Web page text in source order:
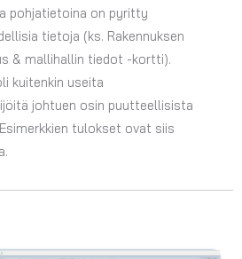
pohjatietoina on pyritty
tietoja (ks. Rakennuksen
& mallihallin tiedot -kortti).
kuitenkin useita
johtuen osin puutteellisista
tulokset ovat siis